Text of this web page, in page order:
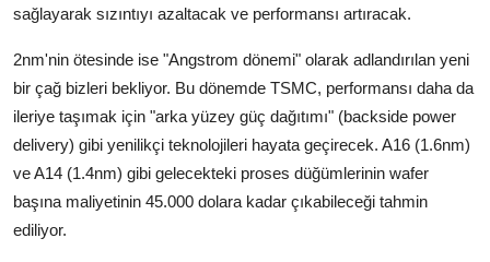
sağlayarak sızıntıyı azaltacak ve performansı artıracak.
2nm'nin ötesinde ise "Angstrom dönemi" olarak adlandırılan yeni
bir çağ bizleri bekliyor. Bu dönemde TSMC, performansı daha da
ileriye taşımak için "arka yüzey güç dağıtımı" (backside power
delivery) gibi yenilikçi teknolojileri hayata geçirecek. A16 (1.6nm)
ve A14 (1.4nm) gibi gelecekteki proses düğümlerinin wafer
başına maliyetinin 45.000 dolara kadar çıkabileceği tahmin
ediliyor.